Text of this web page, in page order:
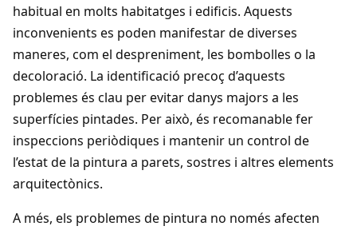
habitual en molts habitatges i edificis. Aquests
inconvenients es poden manifestar de diverses
maneres, com el despreniment, les bombolles o la
decoloració. La identificació precoç d’aquests
problemes és clau per evitar danys majors a les
superfícies pintades. Per això, és recomanable fer
inspeccions periòdiques i mantenir un control de
l’estat de la pintura a parets, sostres i altres elements
arquitectònics.
A més, els problemes de pintura no només afecten